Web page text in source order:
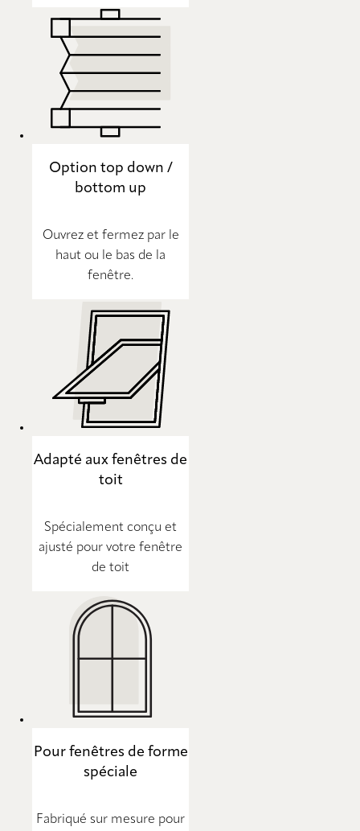
Option top down /
bottom up
Ouvrez et fermez par le
haut ou le bas de la
fenêtre.
Adapté aux fenêtres de
toit
Spécialement conçu et
ajusté pour votre fenêtre
de toit
Pour fenêtres de forme
spéciale
Fabriqué sur mesure pour